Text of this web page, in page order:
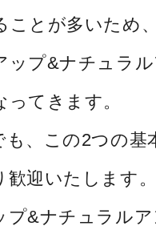
ことが多いため
ップ&ナチュラ
てきます。
も、この2つの基
迎いたします
プ&ナチュラル